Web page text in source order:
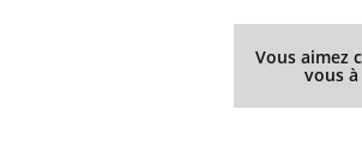
Vous aimez
vous